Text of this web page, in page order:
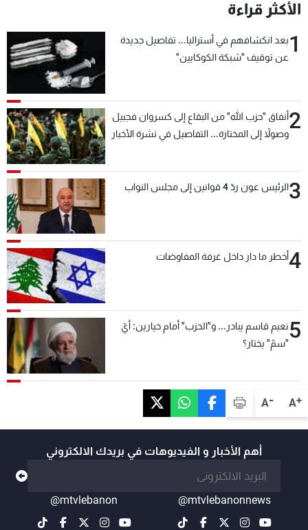
A+
A-
الأكثر قراءة
1بعد انكشافهم في أستراليا... تفاصيل جديدة
عن توقيف "شبكة الكوكايين"
2أنفاق "حزب الله" من البقاع إلى كسروان فجبيل
وصولاً إلى المختارة... التفاصيل في نشرة الأخبار
3الرئيس عون ردّ 4 قوانين إلى مجلس النواب
4أخطر ما دار داخل غرفة المفاوضات
5نعيم قاسم يبادر... و"الحزب" أمام خيارين: أيّ
"سمّ" يختار؟
أهم الأخبار و الفيديوهات في بريدك الالكتروني
@mtvlebanonnews
@mtvlebanon